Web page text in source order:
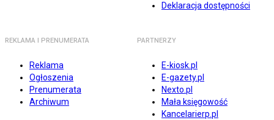
Deklaracja dostępności
REKLAMA I PRENUMERATA
Reklama
Ogłoszenia
Prenumerata
Archiwum
PARTNERZY
E-kiosk.pl
E-gazety.pl
Nexto.pl
Mała księgowość
Kancelarierp.pl